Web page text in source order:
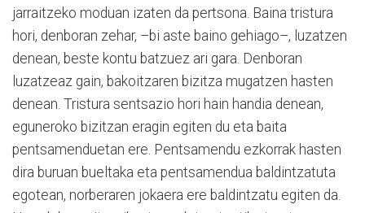
jarraitzeko moduan izaten da pertsona. Baina tristura
hori, denboran zehar, –bi aste baino gehiago–, luzatzen
denean, beste kontu batzuez ari gara. Denboran
luzatzeaz gain, bakoitzaren bizitza mugatzen hasten
denean. Tristura sentsazio hori hain handia denean,
eguneroko bizitzan eragin egiten du eta baita
pentsamenduetan ere. Pentsamendu ezkorrak hasten
dira buruan bueltaka eta pentsamendua baldintzatuta
egotean, norberaren jokaera ere baldintzatu egiten da.